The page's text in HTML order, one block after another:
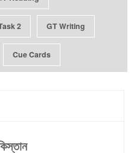
2 GT Writing
Cue Cards